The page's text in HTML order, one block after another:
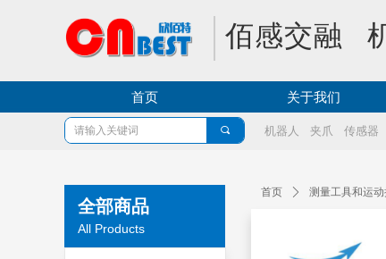
佰感交融
首页 关于我们
机器人 夹爪 传感器
끠
首页 ꄲ 测量工具和运动
全部商品
All Products